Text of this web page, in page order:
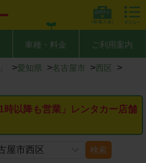
車種・料金 ご利用案内
>愛知県 >名古屋市 >西区 >
時以降も営業」レンタカー店舗
検索